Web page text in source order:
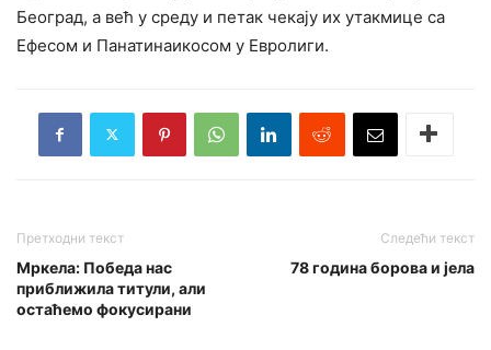
Београд, а већ у среду и петак чекају их утакмице са
Ефесом и Панатинаикосом у Евролиги.
Претходни текст
Мркела: Победа нас
приближила титули, али
остаћемо фокусирани
Следећи текст
78 година борова и јела